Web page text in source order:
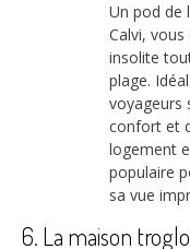
Un pod de
Calvi,
insolite
plage.
voyageurs
confort et
logement
populaire
sa vue
6. La maison